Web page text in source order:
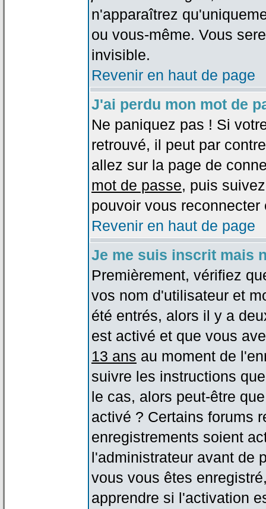
n'apparaîtrez
ou vous-même. Vous
invisible.
Revenir en haut de page
J'ai perdu mon mot de
Ne paniquez pas ! Si
retrouvé, il peut par
allez sur la page de
mot de passe, puis
pouvoir vous
Revenir en haut de page
Je me suis inscrit mais
Premièrement, vérifiez
vos nom d'utilisateur et
été entrés, alors il y a
est activé et que vous
13 ans au moment de
suivre les instructions
le cas, alors peut-être
activé ? Certains forums
enregistrements soient
l'administrateur avant de
vous vous êtes
apprendre si l'activation